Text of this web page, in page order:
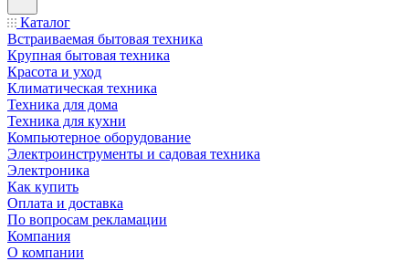
Каталог
Встраиваемая бытовая техника
Крупная бытовая техника
Красота и уход
Климатическая техника
Техника для дома
Техника для кухни
Компьютерное оборудование
Электроинструменты и садовая техника
Электроника
Как купить
Оплата и доставка
По вопросам рекламации
Компания
О компании